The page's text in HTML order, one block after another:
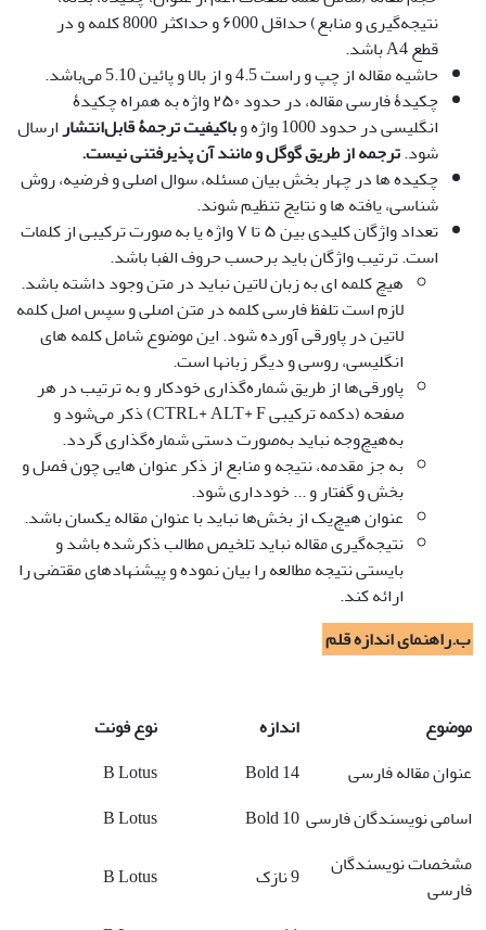
نتیجه‌گیری و منابع) حداقل ۶000 و حداکثر 8000 کلمه و در
قطع A4 باشد.
حاشیه مقاله از چپ و راست 4.5 و از بالا و پائین 5.10 می‌باشد.
چکیدۀ فارسی مقاله، در حدود ۲۵۰ واژه به همراه چکیدۀ
انگلیسی در حدود 1000 واژه و
باکیفیت ترجمۀ قابل‌انتشارارسال
شود.ترجمه از طریق گوگل و مانند آن پذیرفتنی نیست.
چکیده ها در چهار بخش بیان مسئله، سوال اصلی و فرضیه، روش
شناسی، یافته ها و نتایج تنظیم شوند.
تعداد واژگان کلیدی بین ۵ تا ۷ واژه یا به صورت ترکیبی از کلمات
است. ترتیب واژگان باید برحسب حروف الفبا باشد.
هیچ کلمه ای به زبان لاتین نباید در متن وجود داشته باشد.
لازم است تلفظ فارسی کلمه در متن اصلی و سپس اصل کلمه
لاتین در پاورقی آورده شود. این موضوع شامل کلمه های
انگلیسی، روسی و دیگر زبان­ها است.
پاورقی‌ها از طریق شماره‌گذاری خودکار و به ترتیب در هر
صفحه (دکمه ترکیبی CTRL+ ALT+ F) ذکر می‌شود و
به‌هیچ‌وجه نباید به‌صورت دستی شماره‌گذاری گردد.
به جز مقدمه، نتیجه و منابع از ذکر عنوان هایی چون فصل و
بخش و گفتار و ... خودداری شود.
عنوان هیچ‌یک از بخش‌ها نباید با عنوان مقاله یکسان باشد.
نتیجه‌گیری مقاله نباید تلخیص مطالب ذکرشده باشد و
بایستی نتیجه مطالعه را بیان نموده و پیشنهاد‌های مقتضی را
ارائه کند.
ب.راهنمای اندازه قلم
موضوع اندازه
نوع فونت
عنوان مقاله فارسی
14 Bold
B Lotus
اسامی نویسندگان فارسی 10 Bold
B Lotus
مشخصات نویسندگان
فارسی
9 نازک
B Lotus